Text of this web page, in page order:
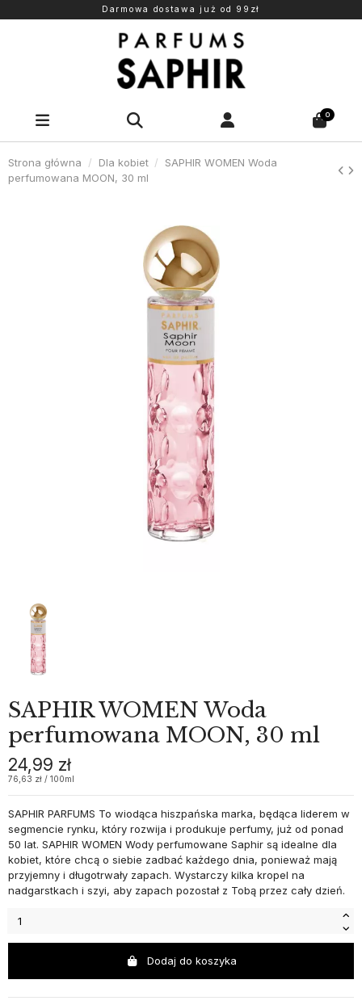
Darmowa dostawa już od 99zł
0
Strona główna Dla kobiet
SAPHIR WOMEN Woda
perfumowana MOON, 30 ml
SAPHIR WOMEN Woda
perfumowana MOON, 30 ml
24,99 zł
76,63 zł / 100ml
SAPHIR PARFUMS To wiodąca hiszpańska marka, będąca liderem w
segmencie rynku, który rozwija i produkuje perfumy, już od ponad
50 lat. SAPHIR WOMEN Wody perfumowane Saphir są idealne dla
kobiet, które chcą o siebie zadbać każdego dnia, ponieważ mają
przyjemny i długotrwały zapach. Wystarczy kilka kropel na
nadgarstkach i szyi, aby zapach pozostał z Tobą przez cały dzień.
Dodaj do koszyka